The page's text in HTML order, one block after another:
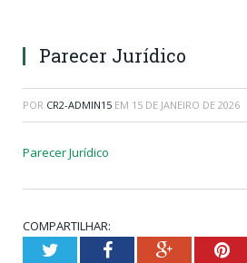
Parecer Jurídico
POR CR2-ADMIN15 EM 15 DE JANEIRO DE 2026
Parecer Jurídico
COMPARTILHAR:
TwitterFacebookGoogle+